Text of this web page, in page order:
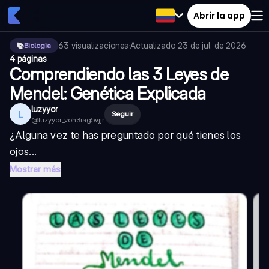
Abrir la app
Biologia 63 visualizaciones·Actualizado 23 de jul. de 2026·
4 páginas
Comprendiendo las 3 Leyes de
Mendel: Genética Explicada
L luzyyor
@luzyyor_voh3iag5vjjr
Seguir
¿Alguna vez te has preguntado por qué tienes los
ojos...
Mostrar más